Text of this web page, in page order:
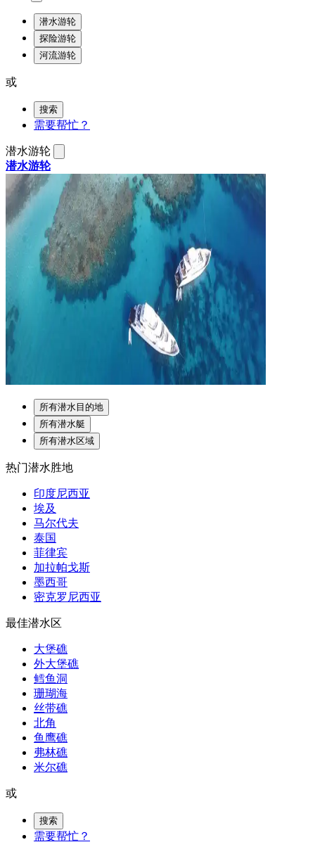
潜水游轮
探险游轮
河流游轮
或
搜索
需要帮忙？
潜水游轮
潜水游轮
所有潜水目的地
所有潜水艇
所有潜水区域
热门潜水胜地
印度尼西亚
埃及
马尔代夫
泰国
菲律宾
加拉帕戈斯
墨西哥
密克罗尼西亚
最佳潜水区
大堡礁
外大堡礁
鳕鱼洞
珊瑚海
丝带礁
北角
鱼鹰礁
弗林礁
米尔礁
或
搜索
需要帮忙？